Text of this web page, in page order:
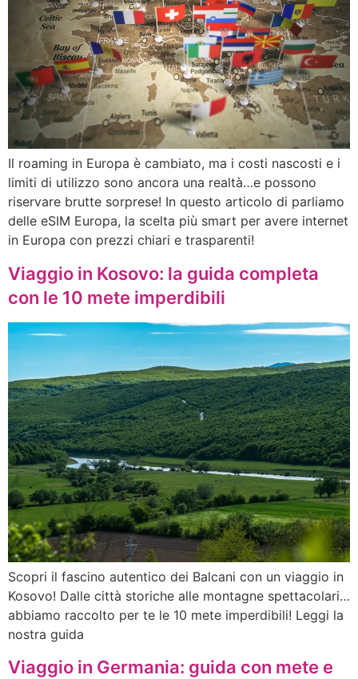
Il roaming in Europa è cambiato, ma i costi nascosti e i
limiti di utilizzo sono ancora una realtà…e possono
riservare brutte sorprese! In questo articolo di parliamo
delle eSIM Europa, la scelta più smart per avere internet
in Europa con prezzi chiari e trasparenti!
Viaggio in Kosovo: la guida completa
con le 10 mete imperdibili
Scopri il fascino autentico dei Balcani con un viaggio in
Kosovo! Dalle città storiche alle montagne spettacolari…
abbiamo raccolto per te le 10 mete imperdibili! Leggi la
nostra guida
Viaggio in Germania: guida con mete e